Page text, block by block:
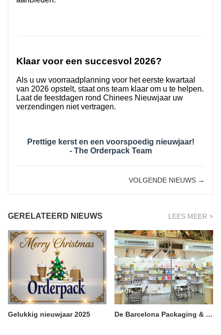
Klaar voor een succesvol 2026?
Als u uw voorraadplanning voor het eerste kwartaal
van 2026 opstelt, staat ons team klaar om u te helpen.
Laat de feestdagen rond Chinees Nieuwjaar uw
verzendingen niet vertragen.
Prettige kerst en een voorspoedig nieuwjaar!
- The Orderpack Team
VOLGENDE NIEUWS →
GERELATEERD NIEUWS LEES MEER >
Gelukkig nieuwjaar 2025 De Barcelona Packaging & Printing Exhibition 2024 in Spanje werd succesvol afgesloten